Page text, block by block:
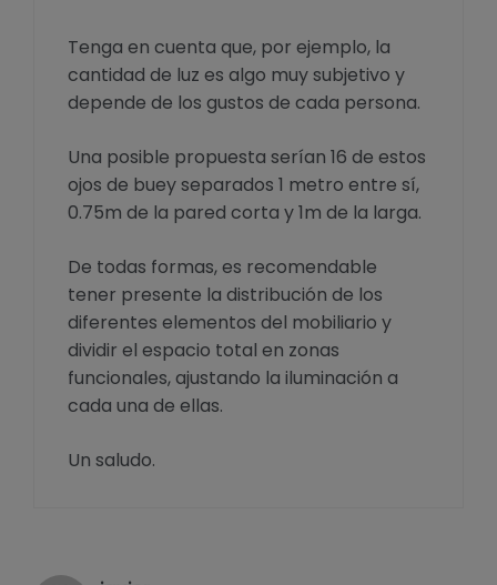
Tenga en cuenta que, por ejemplo, la
cantidad de luz es algo muy subjetivo y
depende de los gustos de cada persona.
Una posible propuesta serían 16 de estos
ojos de buey separados 1 metro entre sí,
0.75m de la pared corta y 1m de la larga.
De todas formas, es recomendable
tener presente la distribución de los
diferentes elementos del mobiliario y
dividir el espacio total en zonas
funcionales, ajustando la iluminación a
cada una de ellas.
Un saludo.